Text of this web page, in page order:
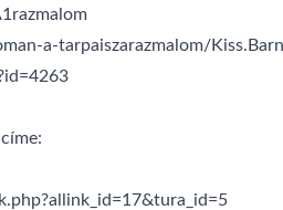
a-tarpaiszarazmalom/